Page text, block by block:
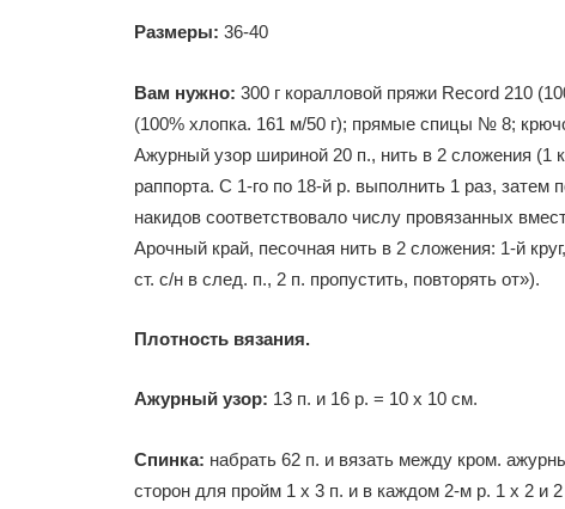
Размеры: 36-40
Вам нужно: 300 г коралловой пряжи Record 210
(100% хлопка. 161 м/50 г); прямые спицы № 8;
Ажурный узор шириной 20 п., нить в 2 сложения (1
раппорта. С 1-го по 18-й р. выполнить 1 раз, затем
накидов соответствовало числу провязанных
Арочный край, песочная нить в 2 сложения: 1-й
ст. с/н в след. п., 2 п. пропустить, повторять от»).
Плотность вязания.
Ажурный узор: 13 п. и 16 р. = 10 х 10 см.
Спинка: набрать 62 п. и вязать между кром.
сторон для пройм 1 х 3 п. и в каждом 2-м р. 1 х 2 и